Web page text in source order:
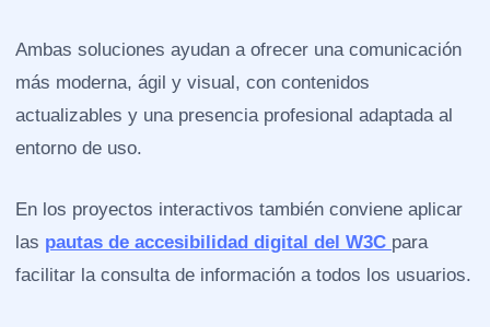
Ambas soluciones ayudan a ofrecer una comunicación
más moderna, ágil y visual, con contenidos
actualizables y una presencia profesional adaptada al
entorno de uso.
En los proyectos interactivos también conviene aplicar
las pautas de accesibilidad digital del W3C para
facilitar la consulta de información a todos los usuarios.